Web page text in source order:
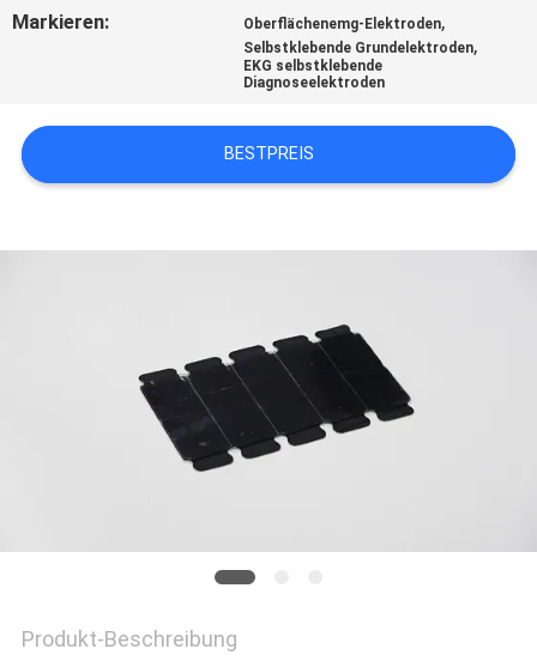
FORDERN
SIE EIN
Markieren: Oberflächenemg-Elektroden,
Selbstklebende Grundelektroden,
EKG selbstklebende
Diagnoseelektroden
BESTPREIS
Produkt-Beschreibung